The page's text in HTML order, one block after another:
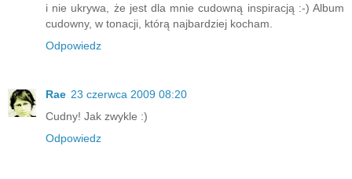
i nie ukrywa, że jest dla mnie cudowną inspiracją :-) Album
cudowny, w tonacji, którą najbardziej kocham.
Odpowiedz
Rae 23 czerwca 2009 08:20
Cudny! Jak zwykle :)
Odpowiedz